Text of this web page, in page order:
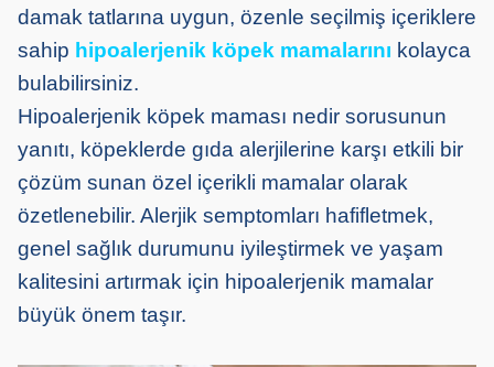
damak tatlarına uygun, özenle seçilmiş içeriklere
sahip hipoalerjenik köpek mamalarını kolayca
bulabilirsiniz.
Hipoalerjenik köpek maması nedir sorusunun
yanıtı, köpeklerde gıda alerjilerine karşı etkili bir
çözüm sunan özel içerikli mamalar olarak
özetlenebilir. Alerjik semptomları hafifletmek,
genel sağlık durumunu iyileştirmek ve yaşam
kalitesini artırmak için hipoalerjenik mamalar
büyük önem taşır.